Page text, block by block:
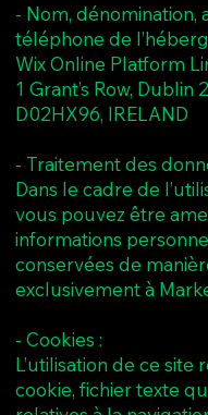
- Nom, dénomination,
téléphone de
Wix Online Platform
1 Grant’s Row, Dublin 2
D02HX96, IRELAND
- Traitement des
Dans le cadre de
vous pouvez être
informations
conservées de
exclusivement à
- Cookies :
L’utilisation de ce site
cookie, fichier texte